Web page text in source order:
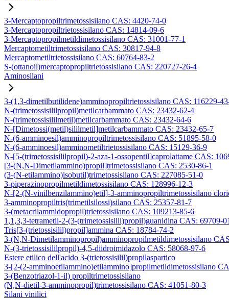
3-Mercaptopropiltrimetossisilano CAS: 4420-74-0
3-Mercaptopropiltrietossisilano CAS: 14814-09-6
3-Mercaptopropilmetildimetossisilano CAS: 31001-77-1
Mercaptometiltrimetossisilano CAS: 30817-94-8
Mercaptometiltrietossisilano CAS: 60764-83-2
S-(ottanoil)mercaptopropiltrietossisilano CAS: 220727-26-4
Aminosilani
3-(1,3-dimetilbutilidene)amminopropiltrietossisilano CAS: 116229-
N-(trimetossisililpropil)metilcarbammato CAS: 23432-62-4
N-(trimetossisililmetil)metilcarbammato CAS: 23432-64-6
N-[Dimetossi(metil)sililmetil]metilcarbammato CAS: 23432-65-7
N-(6-amminoesil)amminopropiltrimetossisilano CAS: 51895-58-0
N-(6-amminoesil)amminometiltrietossisilano CAS: 15129-36-9
N-[5-(trimetossisililpropil)-2-aza-1-ossopentil]caprolattame CAS:
[3-(N,N-Dimetilammino)propil]trimetossisilano CAS: 2530-86-1
(3-(N-etilammino)isobutil)trimetossisilano CAS: 227085-51-0
3-piperazinopropilmetildimetossisilano CAS: 128996-12-3
N-[2-(N-vinilbenzilammino)etil]-3-amminopropiltrimetossisilano
3-amminopropiltris(trimetilsilossi)silano CAS: 25357-81-7
3-(metacrilammidopropil)trietossisilano CAS: 109213-85-6
1,1,3,3-tetrametil-2-(3-(trimetossisilil)propil)guanidina CAS: 69709-
Tris[3-(trietossisilil)propil]ammina CAS: 18784-74-2
3-(N,N-Dimetilamminopropil)amminopropilmetildimetossisilano
N-(3-trietossisililpropil)-4,5-diidroimidazolo CAS: 58068-97-6
Estere etilico dell'acido 3-(trietossisilil)propilaspartico
3-[2-(2-amminoetilammino)etilammino]propilmetildimetossisilano
3-(Benzotriazol-1-il) propiltrimetossisilano
(N,N-dietil-3-amminopropil)trimetossisilano CAS: 41051-80-3
Silani vinilici